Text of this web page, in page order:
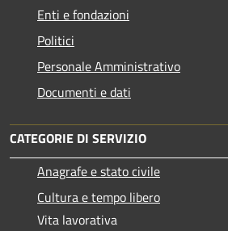
Enti e fondazioni
Politici
Personale Amministrativo
Documenti e dati
CATEGORIE DI SERVIZIO
Anagrafe e stato civile
Cultura e tempo libero
Vita lavorativa